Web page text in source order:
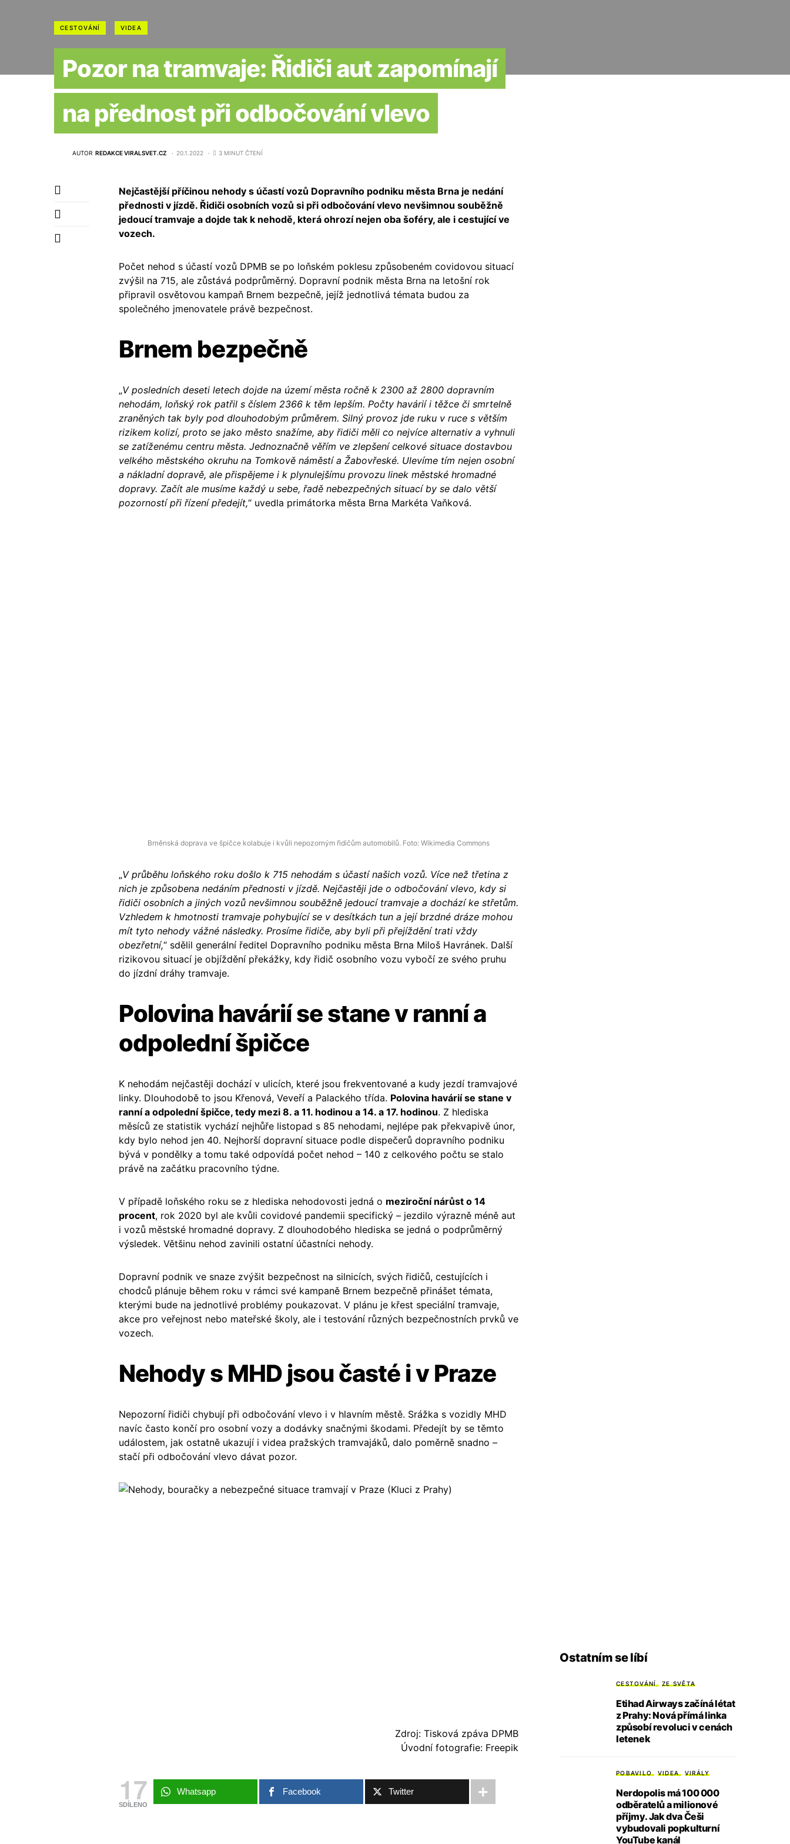
CESTOVÁNÍ VIDEA
Pozor na tramvaje: Řidiči aut zapomínají
na přednost při odbočování vlevo
AUTOR REDAKCE VIRALSVET.CZ 20.1.2022 3 MINUT ČTENÍ
Nejčastější příčinou nehody s účastí vozů Dopravního podniku města Brna je nedání
přednosti v jízdě. Řidiči osobních vozů si při odbočování vlevo nevšimnou souběžně
jedoucí tramvaje a dojde tak k nehodě, která ohrozí nejen oba šoféry, ale i cestující ve
vozech.
Počet nehod s účastí vozů DPMB se po loňském poklesu způsobeném covidovou situací
zvýšil na 715, ale zůstává podprůměrný. Dopravní podnik města Brna na letošní rok
připravil osvětovou kampaň Brnem bezpečně, jejíž jednotlivá témata budou za
společného jmenovatele právě bezpečnost.
Brnem bezpečně
„V posledních deseti letech dojde na území města ročně k 2300 až 2800 dopravním
nehodám, loňský rok patřil s číslem 2366 k těm lepším. Počty havárií i těžce či smrtelně
zraněných tak byly pod dlouhodobým průměrem. Silný provoz jde ruku v ruce s větším
rizikem kolizí, proto se jako město snažíme, aby řidiči měli co nejvíce alternativ a vyhnuli
se zatíženému centru města. Jednoznačně věřím ve zlepšení celkové situace dostavbou
velkého městského okruhu na Tomkově náměstí a Žabovřeské. Ulevíme tím nejen osobní
a nákladní dopravě, ale přispějeme i k plynulejšímu provozu linek městské hromadné
dopravy. Začít ale musíme každý u sebe, řadě nebezpečných situací by se dalo větší
pozorností při řízení předejít,“ uvedla primátorka města Brna Markéta Vaňková.
Brněnská doprava ve špičce kolabuje i kvůli nepozorným řidičům automobilů. Foto: Wikimedia Commons
„V průběhu loňského roku došlo k 715 nehodám s účastí našich vozů. Více než třetina z
nich je způsobena nedáním přednosti v jízdě. Nejčastěji jde o odbočování vlevo, kdy si
řidiči osobních a jiných vozů nevšimnou souběžně jedoucí tramvaje a dochází ke střetům.
Vzhledem k hmotnosti tramvaje pohybující se v desítkách tun a její brzdné dráze mohou
mít tyto nehody vážné následky. Prosíme řidiče, aby byli při přejíždění trati vždy
obezřetní,“ sdělil generální ředitel Dopravního podniku města Brna Miloš Havránek. Další
rizikovou situací je objíždění překážky, kdy řidič osobního vozu vybočí ze svého pruhu
do jízdní dráhy tramvaje.
Polovina havárií se stane v ranní a
odpolední špičce
K nehodám nejčastěji dochází v ulicích, které jsou frekventované a kudy jezdí tramvajové
linky. Dlouhodobě to jsou Křenová, Veveří a Palackého třída. Polovina havárií se stane v
ranní a odpolední špičce, tedy mezi 8. a 11. hodinou a 14. a 17. hodinou. Z hlediska
měsíců ze statistik vychází nejhůře listopad s 85 nehodami, nejlépe pak překvapivě únor,
kdy bylo nehod jen 40. Nejhorší dopravní situace podle dispečerů dopravního podniku
bývá v pondělky a tomu také odpovídá počet nehod – 140 z celkového počtu se stalo
právě na začátku pracovního týdne.
V případě loňského roku se z hlediska nehodovosti jedná o meziroční nárůst o 14
procent, rok 2020 byl ale kvůli covidové pandemii specifický – jezdilo výrazně méně aut
i vozů městské hromadné dopravy. Z dlouhodobého hlediska se jedná o podprůměrný
výsledek. Většinu nehod zavinili ostatní účastníci nehody.
Dopravní podnik ve snaze zvýšit bezpečnost na silnicích, svých řidičů, cestujících i
chodců plánuje během roku v rámci své kampaně Brnem bezpečně přinášet témata,
kterými bude na jednotlivé problémy poukazovat. V plánu je křest speciální tramvaje,
akce pro veřejnost nebo mateřské školy, ale i testování různých bezpečnostních prvků ve
vozech.
Nehody s MHD jsou časté i v Praze
Nepozorní řidiči chybují při odbočování vlevo i v hlavním městě. Srážka s vozidly MHD
navíc často končí pro osobní vozy a dodávky snačnými škodami. Předejít by se těmto
událostem, jak ostatně ukazují i videa pražských tramvajáků, dalo poměrně snadno –
stačí při odbočování vlevo dávat pozor.
Zdroj: Tisková zpáva DPMB
Úvodní fotografie: Freepik
17
SDÍLENO
Whatsapp Facebook Twitter
Ostatním se líbí
CESTOVÁNÍ ZE SVĚTA
Etihad Airways začíná létat
z Prahy: Nová přímá linka
způsobí revoluci v cenách
letenek
POBAVILO VIDEA VIRÁLY
Nerdopolis má 100 000
odběratelů a milionové
příjmy. Jak dva Češi
vybudovali popkulturní
YouTube kanál